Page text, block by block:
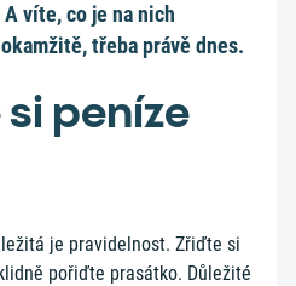
víte, co je na nich
třeba právě dnes.
peníze
je pravidelnost. Zřiďte si
pořiďte prasátko. Důležité